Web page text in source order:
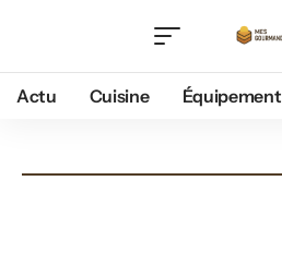
Actu Cuisine Équipement